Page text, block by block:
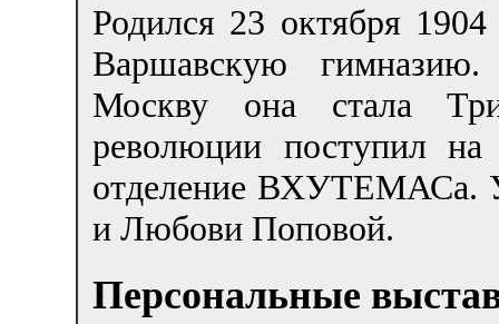
Родился 23 октября 1904
Варшавскую
Москву она стала
революции поступил на
отделение ВХУТЕМАСа.
и Любови Поповой.
Персональные